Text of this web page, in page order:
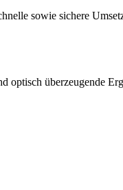
sowie sichere
optisch überzeugende